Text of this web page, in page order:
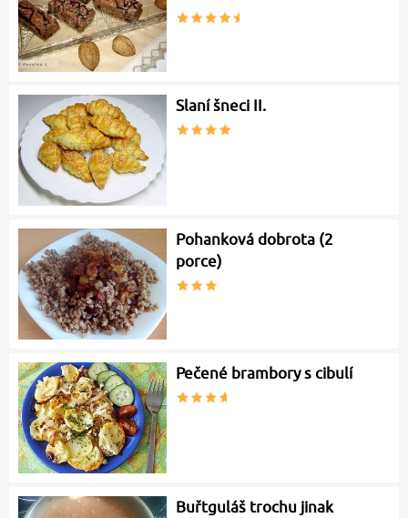
Slaní šneci II.
Pohanková dobrota (2
porce)
Pečené brambory s cibulí
Buřtguláš trochu jinak